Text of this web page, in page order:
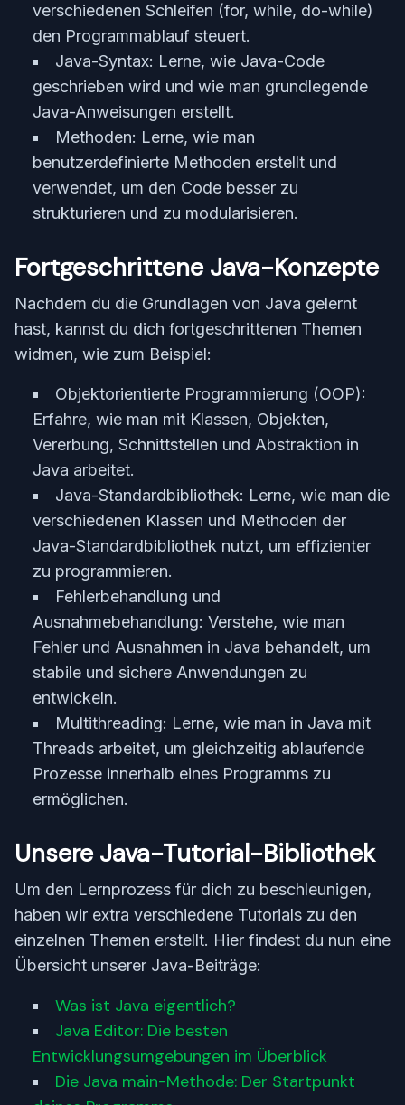
verschiedenen Schleifen (for, while, do-while)
den Programmablauf steuert.
Java-Syntax: Lerne, wie Java-Code
geschrieben wird und wie man grundlegende
Java-Anweisungen erstellt.
Methoden: Lerne, wie man
benutzerdefinierte Methoden erstellt und
verwendet, um den Code besser zu
strukturieren und zu modularisieren.
Fortgeschrittene Java-Konzepte
Nachdem du die Grundlagen von Java gelernt
hast, kannst du dich fortgeschrittenen Themen
widmen, wie zum Beispiel:
Objektorientierte Programmierung (OOP):
Erfahre, wie man mit Klassen, Objekten,
Vererbung, Schnittstellen und Abstraktion in
Java arbeitet.
Java-Standardbibliothek: Lerne, wie man die
verschiedenen Klassen und Methoden der
Java-Standardbibliothek nutzt, um effizienter
zu programmieren.
Fehlerbehandlung und
Ausnahmebehandlung: Verstehe, wie man
Fehler und Ausnahmen in Java behandelt, um
stabile und sichere Anwendungen zu
entwickeln.
Multithreading: Lerne, wie man in Java mit
Threads arbeitet, um gleichzeitig ablaufende
Prozesse innerhalb eines Programms zu
ermöglichen.
Unsere Java-Tutorial-Bibliothek
Um den Lernprozess für dich zu beschleunigen,
haben wir extra verschiedene Tutorials zu den
einzelnen Themen erstellt. Hier findest du nun eine
Übersicht unserer Java-Beiträge:
Was ist Java eigentlich?
Java Editor: Die besten
Entwicklungsumgebungen im Überblick
Die Java main-Methode: Der Startpunkt